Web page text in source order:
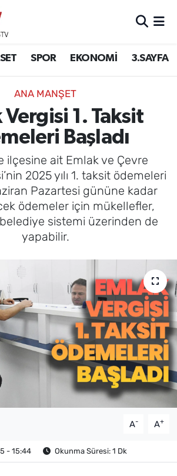
SPOR EKONOMİ 3.SAYFA
ANA MANŞET
Vergisi 1. Taksit
Başladı
ilçesine ait Emlak ve Çevre
2025 yılı 1. taksit ödemeleri
Pazartesi gününe kadar
ödemeler için mükellefler,
sistemi üzerinden de
yapabilir.
A- A+
- 15:44 Okunma Süresi: 1 Dk
Durumu
Vakitleri
Yoğunluk Haritası
Durumu ve Fikstür
Haberleri